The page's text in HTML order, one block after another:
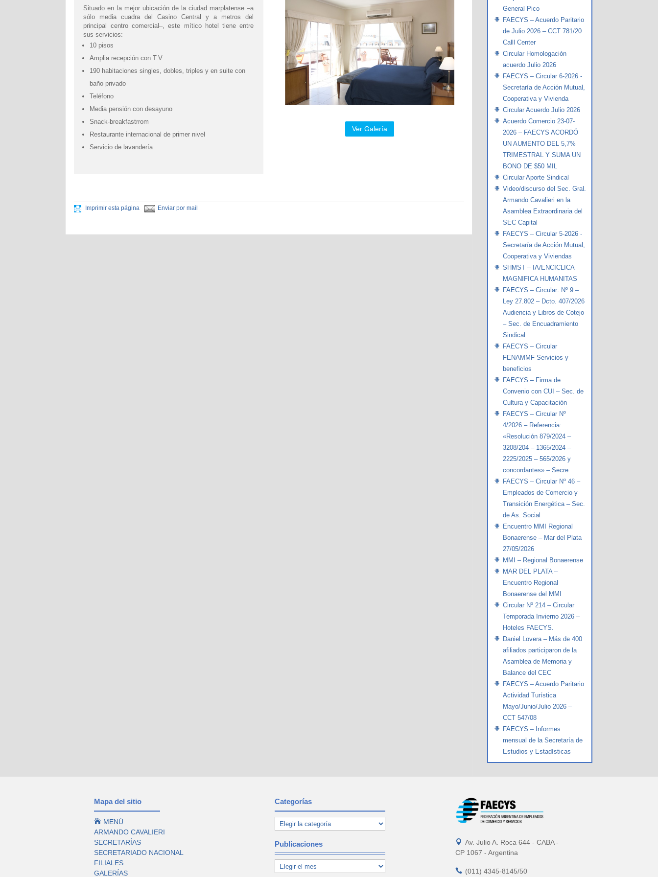
Situado en la mejor ubicación de la ciudad marplatense –a
sólo media cuadra del Casino Central y a metros del
principal centro comercial–, este mítico hotel tiene entre
sus servicios:
10 pisos
Amplia recepción con T.V
190 habitaciones singles, dobles, triples y en suite con
baño privado
Teléfono
Media pensión con desayuno
Snack-breakfastrrom
Restaurante internacional de primer nivel
Servicio de lavandería
Ver Galería
Imprimir esta página Enviar por mail
General Pico
FAECYS – Acuerdo Paritario
de Julio 2026 – CCT 781/20
Calll Center
Circular Homologación
acuerdo Julio 2026
FAECYS – Circular 6-2026 -
Secretaría de Acción Mutual,
Cooperativa y Vivienda
Circular Acuerdo Julio 2026
Acuerdo Comercio 23-07-
2026 – FAECYS ACORDÓ
UN AUMENTO DEL 5,7%
TRIMESTRAL Y SUMA UN
BONO DE $50 MIL
Circular Aporte Sindical
Video/discurso del Sec. Gral.
Armando Cavalieri en la
Asamblea Extraordinaria del
SEC Capital
FAECYS – Circular 5-2026 -
Secretaría de Acción Mutual,
Cooperativa y Viviendas
SHMST – IA/ENCICLICA
MAGNIFICA HUMANITAS
FAECYS – Circular: Nº 9 –
Ley 27.802 – Dcto. 407/2026
Audiencia y Libros de Cotejo
– Sec. de Encuadramiento
Sindical
FAECYS – Circular
FENAMMF Servicios y
beneficios
FAECYS – Firma de
Convenio con CUI – Sec. de
Cultura y Capacitación
FAECYS – Circular Nº
4/2026 – Referencia:
«Resolución 879/2024 –
3208/204 – 1365/2024 –
2225/2025 – 565/2026 y
concordantes» – Secre
FAECYS – Circular Nº 46 –
Empleados de Comercio y
Transición Energética – Sec.
de As. Social
Encuentro MMI Regional
Bonaerense – Mar del Plata
27/05/2026
MMI – Regional Bonaerense
MAR DEL PLATA –
Encuentro Regional
Bonaerense del MMI
Circular Nº 214 – Circular
Temporada Invierno 2026 –
Hoteles FAECYS.
Daniel Lovera – Más de 400
afiliados participaron de la
Asamblea de Memoria y
Balance del CEC
FAECYS – Acuerdo Paritario
Actividad Turística
Mayo/Junio/Julio 2026 –
CCT 547/08
FAECYS – Informes
mensual de la Secretaría de
Estudios y Estadísticas
Mapa del sitio
 MENÚ
ARMANDO CAVALIERI
SECRETARÍAS
SECRETARIADO NACIONAL
FILIALES
GALERÍAS
Categorías
Publicaciones  Av. Julio A. Roca 644 - CABA -
CP 1067 - Argentina
 (011) 4345-8145/50